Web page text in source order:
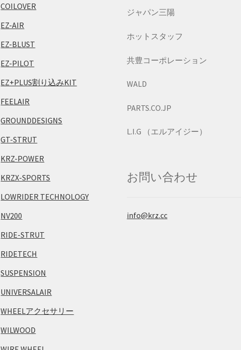
COILOVER
EZ-AIR
EZ-BLUST
EZ-PILOT
EZ+PLUS割り込みKIT
FEELAIR
GROUNDDESIGNS
GT-STRUT
KRZ-POWER
KRZX-SPORTS
LOWRIDER TECHNOLOGY
NV200
RIDE-STRUT
RIDETECH
SUSPENSION
UNIVERSALAIR
WHEELアクセサリー
WILWOOD
ジャパン三陽
ホットスタッフ
共豊コーポレーション
WALD
PARTS.CO.JP
L.I.G （エルアイジー）
お問い合わせ
info@krz.cc